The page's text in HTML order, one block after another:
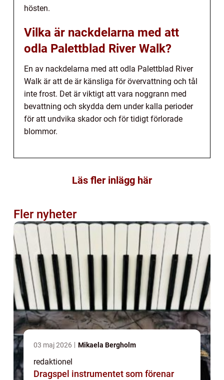
hösten.
Vilka är nackdelarna med att
odla Palettblad River Walk?
En av nackdelarna med att odla Palettblad River
Walk är att de är känsliga för övervattning och tål
inte frost. Det är viktigt att vara noggrann med
bevattning och skydda dem under kalla perioder
för att undvika skador och för tidigt förlorade
blommor.
Läs fler inlägg här
Fler nyheter
03 maj 2026 Mikaela Bergholm
redaktionel
Dragspel instrumentet som förenar